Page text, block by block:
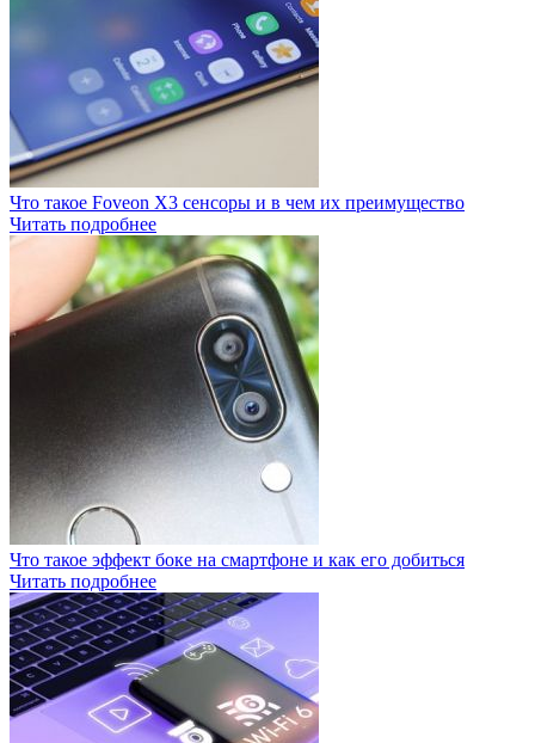
Что такое Foveon X3 сенсоры и в чем их преимущество
Читать подробнее
Что такое эффект боке на смартфоне и как его добиться
Читать подробнее